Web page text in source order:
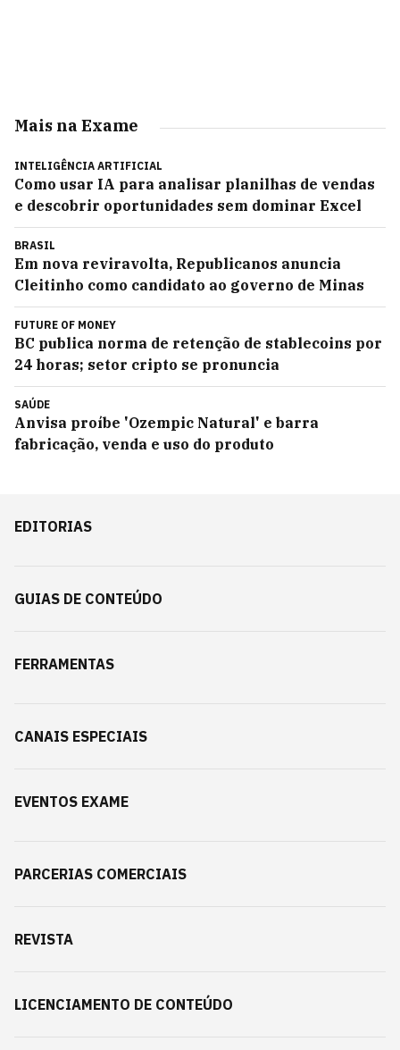
Mais na Exame
INTELIGÊNCIA ARTIFICIAL
Como usar IA para analisar planilhas de vendas
e descobrir oportunidades sem dominar Excel
BRASIL
Em nova reviravolta, Republicanos anuncia
Cleitinho como candidato ao governo de Minas
FUTURE OF MONEY
BC publica norma de retenção de stablecoins por
24 horas; setor cripto se pronuncia
SAÚDE
Anvisa proíbe 'Ozempic Natural' e barra
fabricação, venda e uso do produto
EDITORIAS
GUIAS DE CONTEÚDO
FERRAMENTAS
CANAIS ESPECIAIS
EVENTOS EXAME
PARCERIAS COMERCIAIS
REVISTA
LICENCIAMENTO DE CONTEÚDO